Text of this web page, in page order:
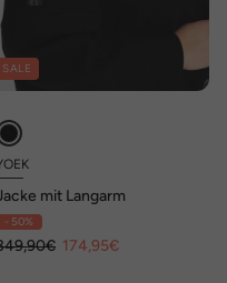
SALE
mit Langarm
- 50%
174,95€